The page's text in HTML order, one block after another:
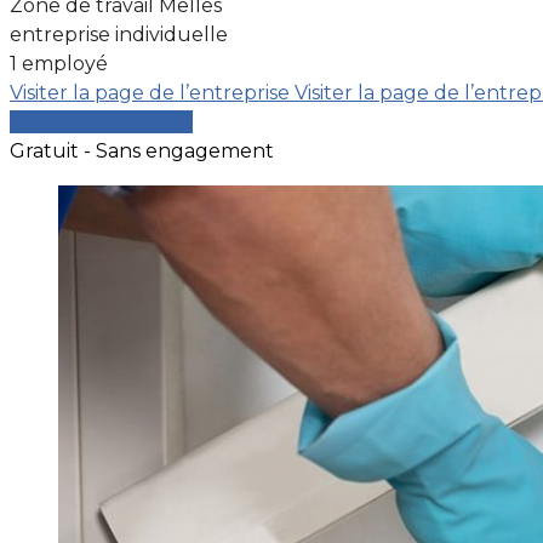
Zone de travail Melles
entreprise individuelle
1 employé
Visiter la page de l’entreprise Visiter la page de
Gratuit - Sans engagement